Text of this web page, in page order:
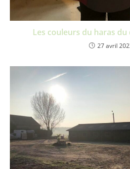
Les couleurs du haras du
27 avril